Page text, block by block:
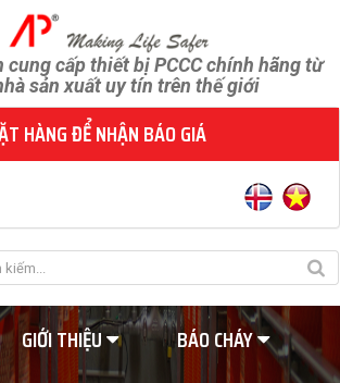
cung cấp thiết bị PCCC chính hãng từ
sản xuất uy tín trên thế giới
HÀNG ĐỂ NHẬN BÁO GIÁ
GIỚI THIỆU
BÁO CHÁY